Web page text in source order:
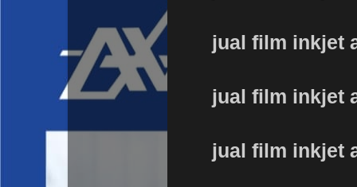
jual film inkjet
jual film inkjet
jual film inkjet